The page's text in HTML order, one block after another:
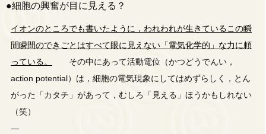
●細胞の興奮が目に見える？
イオンのところでも書いたように，われわれが生きているこの瞬
間瞬間のできごとはすべて眼に見えない「電気化学的」な力に頼
っている。
その中にあって活動電位（かつどうでんい，
action potential）は，細胞の電気現象にしてはめずらしく，とん
がった「カタチ」があって，むしろ「見える」ほうかもしれない
（笑）
—